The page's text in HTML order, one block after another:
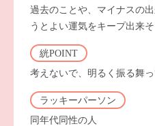
過去のことや、マイナスの
うとよい運気をキープ出来そ
絖POINT
考えないで、明るく振る舞っ
ラッキーパーソン
同年代同性の人